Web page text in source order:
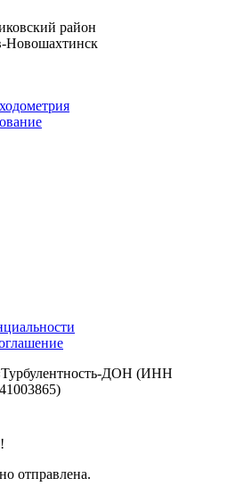
район
Новошахтинск
ДОН (ИНН
отправлена.